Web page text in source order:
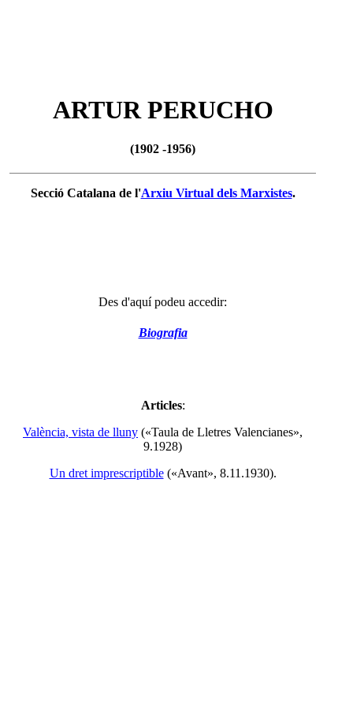
ARTUR PERUCHO
(1902 -1956)
Secció Catalana de l'Arxiu Virtual dels Marxistes.
Des d'aquí podeu accedir:
Biografia
Articles:
València, vista de lluny («Taula de Lletres Valencianes»,
9.1928)
Un dret imprescriptible(«Avant», 8.11.1930).